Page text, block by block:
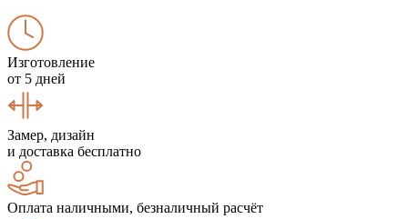
Изготовление
от 5 дней
Замер, дизайн
и доставка бесплатно
Оплата наличными, безналичный расчёт